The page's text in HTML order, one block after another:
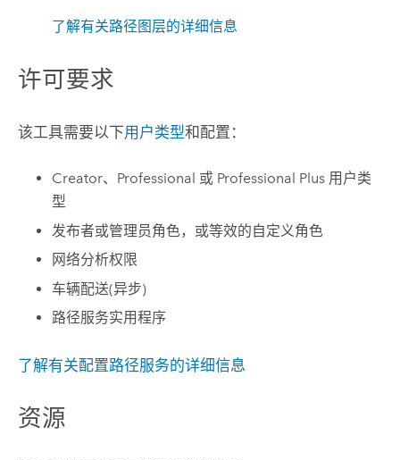
了解有关路径图层的详细信息
许可要求
该工具需要以下用户类型和配置：
Creator、 Professional 或 Professional Plus 用户类
型
发布者或管理员角色，或等效的自定义角色
网络分析权限
车辆配送(异步)
路径服务实用程序
了解有关配置路径服务的详细信息
资源